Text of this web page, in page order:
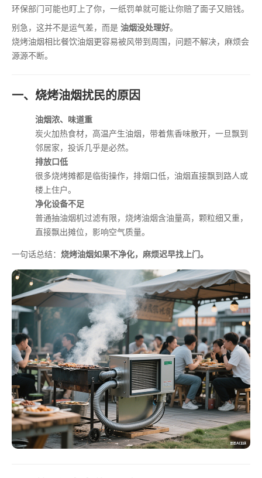
环保部门可能也盯上了你，一纸罚单就可能让你赔了面子又赔钱。
别急，这并不是运气差，而是 油烟没处理好。
烧烤油烟相比餐饮油烟更容易被风带到周围，问题不解决，麻烦会
源源不断。
一、烧烤油烟扰民的原因
油烟浓、味道重
炭火加热食材，高温产生油烟，带着焦香味散开，一旦飘到
邻居家，投诉几乎是必然。
排放口低
很多烧烤摊都是临街操作，排烟口低，油烟直接飘到路人或
楼上住户。
净化设备不足
普通抽油烟机过滤有限，烧烤油烟含油量高，颗粒细又重，
直接飘出摊位，影响空气质量。
一句话总结： 烧烤油烟如果不净化，麻烦迟早找上门。